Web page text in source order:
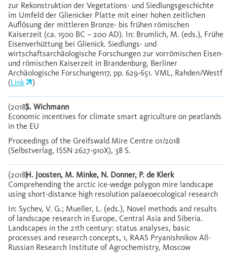
zur Rekonstruktion der Vegetations- und Siedlungsgeschichte
im Umfeld der Glienicker Platte mit einer hohen zeitlichen
Auflösung der mittleren Bronze- bis frühen römischen
Kaiserzeit (ca. 1500 BC – 200 AD). In: Brumlich, M. (eds.), Frühe
Eisenverhüttung bei Glienick. Siedlungs- und
wirtschaftsarchäologische Forschungen zur vorrömischen Eisen-
und römischen Kaiserzeit in Brandenburg, Berliner
Archäologische Forschungen17, pp. 629-651. VML, Rahden/Westf
(Link )
(2018)S. Wichmann
Economic incentives for climate smart agriculture on peatlands
in the EU
Proceedings of the Greifswald Mire Centre 01/2018
(Selbstverlag, ISSN 2627-910X), 38 S.
(2018)H. Joosten, M. Minke, N. Donner, P. de Klerk
Comprehending the arctic ice-wedge polygon mire landscape
using short-distance high resolution palaeoecological research
In: Sychev, V. G.; Mueller, L. (eds.), Novel methods and results
of landscape research in Europe, Central Asia and Siberia.
Landscapes in the 21th century: status analyses, basic
processes and research concepts, 1, RAAS Pryanishnikov All-
Russian Research Institute of Agrochemistry, Moscow